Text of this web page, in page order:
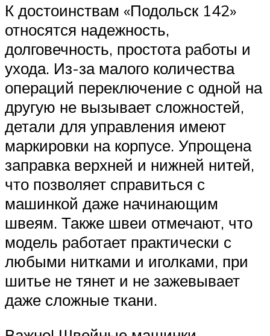
К достоинствам «Подольск 142»
относятся надежность,
долговечность, простота работы и
ухода. Из-за малого количества
операций переключение с одной на
другую не вызывает сложностей,
детали для управления имеют
маркировки на корпусе. Упрощена
заправка верхней и нижней нитей,
что позволяет справиться с
машинкой даже начинающим
швеям. Также швеи отмечают, что
модель работает практически с
любыми нитками и иголками, при
шитье не тянет и не зажевывает
даже сложные ткани.